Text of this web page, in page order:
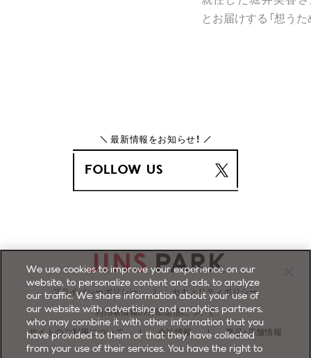
とお届けする「想うた
最新情報をお知らせ！
FOLLOW US
プライバシーポリシー セキュリティポリシー
利用者情報の外部送信について
サイトのご利用について 会社情報 商品・店舗情報
We use cookies to improve your experience on our
website, to personalize content and ads, to analyze
our traffic. We share information about your use of
our website with advertising and analytics partners,
who may combine it with other information that you
have provided to them or that they have collected
from your use of their services. You have the right to